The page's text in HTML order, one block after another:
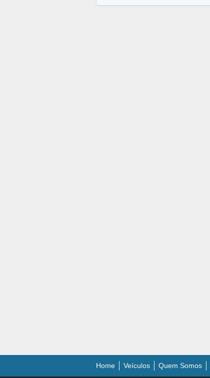
Home Veículos Quem Somos